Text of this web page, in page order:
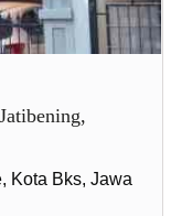
Kota Bks, Jawa